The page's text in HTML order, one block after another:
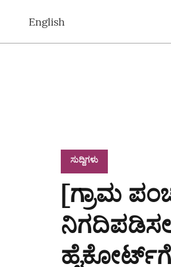
English
ಸುದ್ದಿಗಳು
[ಗ್ರಾಮ